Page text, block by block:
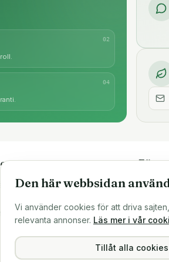
02
04
Om oss
Sälj till
Den här webbsidan
Vi använder cookies för att driva
relevanta annonser. Läs mer i vår
Tillåt alla cookies